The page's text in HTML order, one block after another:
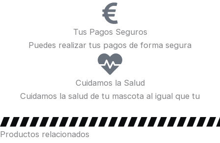
Tus Pagos Seguros
Puedes realizar tus pagos de forma segura
Cuidamos la Salud
Cuidamos la salud de tu mascota al igual que tu
Productos relacionados